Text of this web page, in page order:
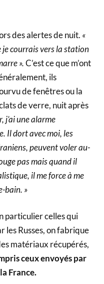
des alertes de nuit. «
courrais vers la station
».C’est ce que m’ont
ils
de fenêtres ou la
de verre, nuit après
j’ai une alarme
Il dort avec moi, les
peuvent voler au-
pas mais quand il
il me force à me
bain. »
particulier celles qui
les Russes, on fabrique
matériaux récupérés,
ceux envoyés par
France.